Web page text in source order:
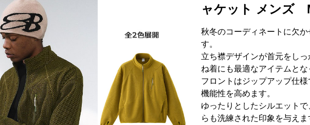
ャケット メンズ
秋冬のコーディネートに欠
す。
立ち襟デザインが首元をし
ね着にも最適なアイテムとな
フロントはジップアップ仕
機能性を高めます。
ゆったりとしたシルエット
らも洗練された印象を与えま